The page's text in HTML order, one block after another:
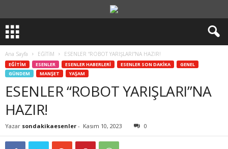
Ana Sayfa EĞİTİM ESENLER “ROBOT YARIŞLARI”NA HAZIR!
EĞİTİM ESENLER ESENLER HABERLERİ ESENLER SON DAKİKA
GENEL
GÜNDEM
MANŞET YAŞAM
ESENLER “ROBOT YARIŞLARI”NA
HAZIR!
Yazar sondakikaesenler - Kasım 10, 2023 0